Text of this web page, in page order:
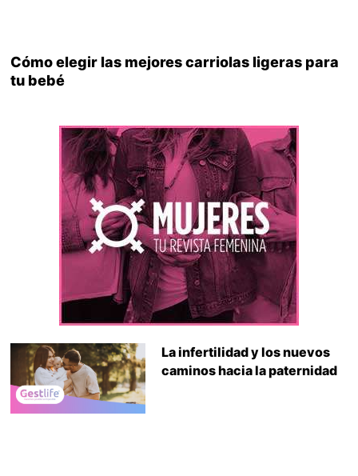
Cómo elegir las mejores carriolas ligeras para
tu bebé
La infertilidad y los nuevos
caminos hacia la paternidad